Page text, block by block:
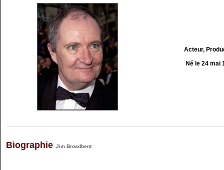
Acteur,
Né le 24 mai
Biographie Jim Broadbent